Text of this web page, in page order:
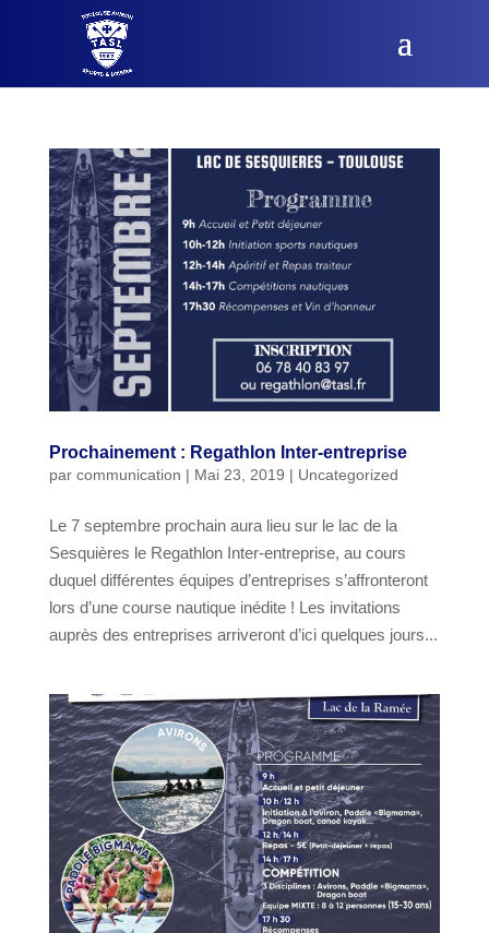
Prochainement : Regathlon Inter-entreprise
par communication | Mai 23, 2019 | Uncategorized
Le 7 septembre prochain aura lieu sur le lac de la
Sesquières le Regathlon Inter-entreprise, au cours
duquel différentes équipes d’entreprises s’affronteront
lors d’une course nautique inédite ! Les invitations
auprès des entreprises arriveront d’ici quelques jours...